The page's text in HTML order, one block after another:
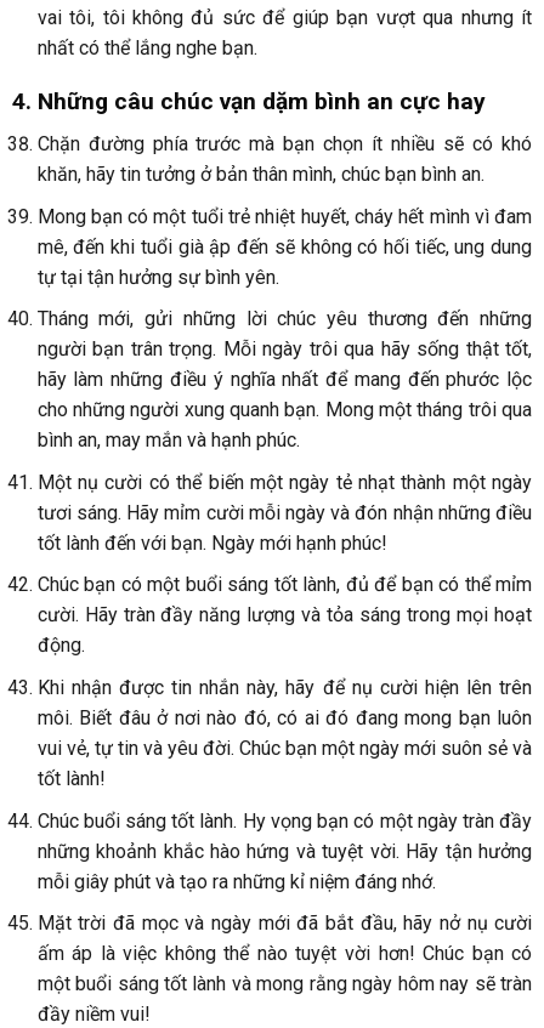
vai tôi, tôi không đủ sức để giúp bạn vượt qua nhưng ít
nhất có thể lắng nghe bạn.
4. Những câu chúc vạn dặm bình an cực hay
Chặn đường phía trước mà bạn chọn ít nhiều sẽ có khó
khăn, hãy tin tưởng ở bản thân mình, chúc bạn bình an.
Mong bạn có một tuổi trẻ nhiệt huyết, cháy hết mình vì đam
mê, đến khi tuổi già ập đến sẽ không có hối tiếc, ung dung
tự tại tận hưởng sự bình yên.
Tháng mới, gửi những lời chúc yêu thương đến những
người bạn trân trọng. Mỗi ngày trôi qua hãy sống thật tốt,
hãy làm những điều ý nghĩa nhất để mang đến phước lộc
cho những người xung quanh bạn. Mong một tháng trôi qua
bình an, may mắn và hạnh phúc.
Một nụ cười có thể biến một ngày tẻ nhạt thành một ngày
tươi sáng. Hãy mỉm cười mỗi ngày và đón nhận những điều
tốt lành đến với bạn. Ngày mới hạnh phúc!
Chúc bạn có một buổi sáng tốt lành, đủ để bạn có thể mỉm
cười. Hãy tràn đầy năng lượng và tỏa sáng trong mọi hoạt
động.
Khi nhận được tin nhắn này, hãy để nụ cười hiện lên trên
môi. Biết đâu ở nơi nào đó, có ai đó đang mong bạn luôn
vui vẻ, tự tin và yêu đời. Chúc bạn một ngày mới suôn sẻ và
tốt lành!
Chúc buổi sáng tốt lành. Hy vọng bạn có một ngày tràn đầy
những khoảnh khắc hào hứng và tuyệt vời. Hãy tận hưởng
mỗi giây phút và tạo ra những kỉ niệm đáng nhớ.
Mặt trời đã mọc và ngày mới đã bắt đầu, hãy nở nụ cười
ấm áp là việc không thể nào tuyệt vời hơn! Chúc bạn có
một buổi sáng tốt lành và mong rằng ngày hôm nay sẽ tràn
đầy niềm vui!